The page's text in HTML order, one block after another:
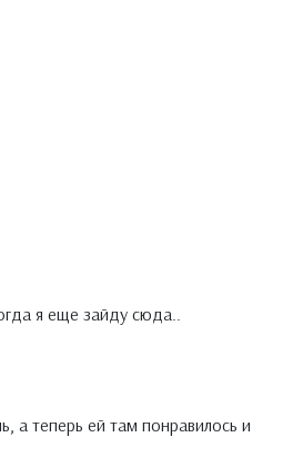
я еще зайду сюда..
а теперь ей там понравилось и